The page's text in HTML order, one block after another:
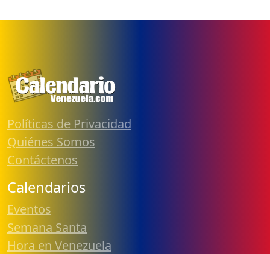
Políticas de Privacidad
Quiénes Somos
Contáctenos
Calendarios
Eventos
Semana Santa
Hora en Venezuela